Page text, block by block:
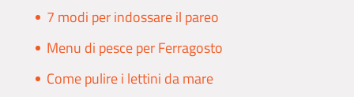
7 modi per indossare il pareo
Menu di pesce per Ferragosto
Come pulire i lettini da mare